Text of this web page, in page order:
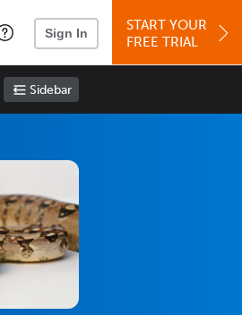
Sign In
START YOUR
FREE TRIAL
Sidebar